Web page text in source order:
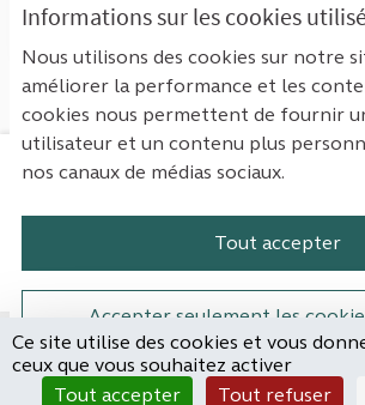
Informations sur les cookies
Nous utilisons des cookies sur notre
améliorer la performance et les
cookies nous permettent de fournir
utilisateur et un contenu plus
nos canaux de médias sociaux.
Tout accepter
Accepter seulement les
Paramètres
RETOURNER À LA
Mentions légales
Paramètres des cookies
Plateforme de
Plateforme
Site réalisé par
Open Source Politics
(Lien externe)
Ce site utilise des cookies et vous
ceux que vous souhaitez activer
Tout accepter
Tout refuser